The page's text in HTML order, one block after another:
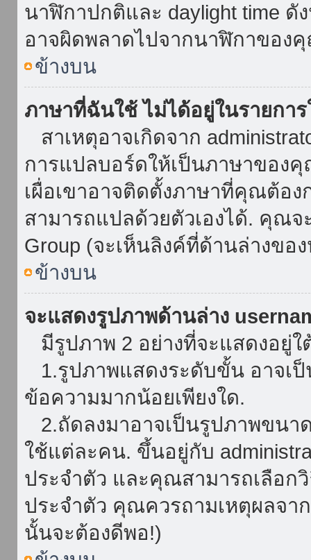
นาฬิกาปกติและ daylight time
อาจผิดพลาดไปจากนาฬิกาของ
ข้างบน
ภาษาที่ฉันใช้ ไม่ได้อยู่ในรายการ
สาเหตุอาจเกิดจาก
การแปลบอร์ดให้เป็นภาษาของ
เผื่อเขาอาจติดตั้งภาษาที่คุณต้อ
สามารถแปลด้วยตัวเองได้. คุณจ
Group (จะเห็นลิงค์ที่ด้านล่างขอ
ข้างบน
จะแสดงรูปภาพด้านล่าง
มีรูปภาพ 2 อย่างที่จะแสดงอยู่ใ
1.รูปภาพแสดงระดับขั้น อาจเ
ข้อความมากน้อยเพียงใด.
2.ถัดลงมาอาจเป็นรูปภาพขนา
ใช้แต่ละคน. ขึ้นอยู่กับ
ประจำตัว และคุณสามารถเลือก
ประจำตัว คุณควรถามเหตุผลจา
นั้นจะต้องดีพอ!)